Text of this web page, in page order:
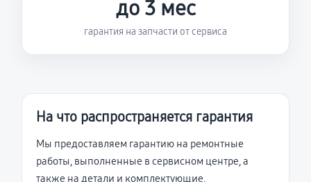
до 3 мес
гарантия на запчасти от сервиса
На что распространяется гарантия
Мы предоставляем гарантию на ремонтные
работы, выполненные в сервисном центре, а
также на детали и комплектующие,